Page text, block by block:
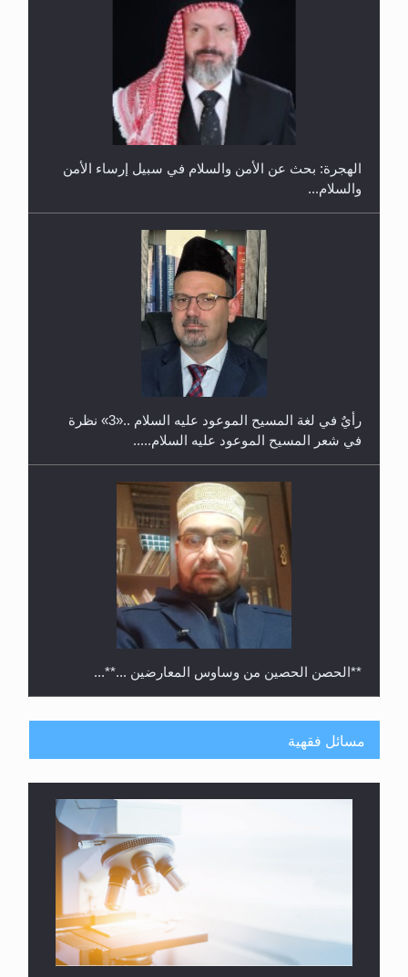
إتمام حفظ القرآن الكريم لثلاثة طلاب من مدرسة الحفظ
حفل توزيع الشهادات في الجامعة الأحمدية بنيجيريا لعام
الهجرة: بحث عن الأمن والسلام في سبيل إرساء الأمن
والسلام...
رأيٌ في لغة المسيح الموعود عليه السلام ..«3» نظرة
في شعر المسيح الموعود عليه السلام.....
**الحصن الحصين من وساوس المعارضين ...**...
مسائل فقهية